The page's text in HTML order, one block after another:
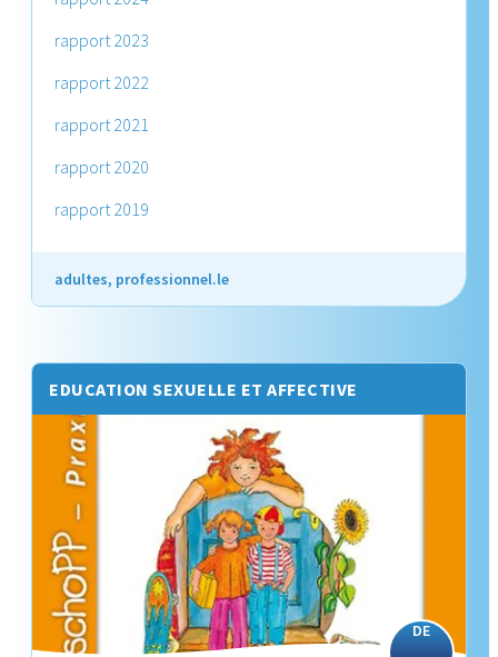
rapport 2023
rapport 2022
rapport 2021
rapport 2020
rapport 2019
adultes, professionnel.le
EDUCATION SEXUELLE ET AFFECTIVE
DE